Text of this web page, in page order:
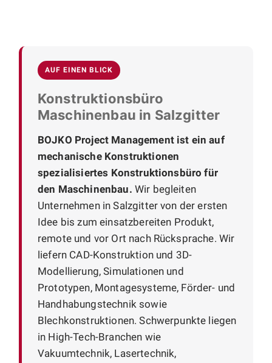
AUF EINEN BLICK
Konstruktionsbüro
Maschinenbau in Salzgitter
BOJKO Project Management ist ein auf
mechanische Konstruktionen
spezialisiertes Konstruktionsbüro für
den Maschinenbau. Wir begleiten
Unternehmen in Salzgitter von der ersten
Idee bis zum einsatzbereiten Produkt,
remote und vor Ort nach Rücksprache. Wir
liefern CAD-Konstruktion und 3D-
Modellierung, Simulationen und
Prototypen, Montagesysteme, Förder- und
Handhabungstechnik sowie
Blechkonstruktionen. Schwerpunkte liegen
in High-Tech-Branchen wie
Vakuumtechnik, Lasertechnik,